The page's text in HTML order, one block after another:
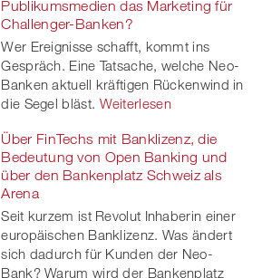
Publikumsmedien das Marketing für
Challenger-Banken?
Wer Ereignisse schafft, kommt ins
Gespräch. Eine Tatsache, welche Neo-
Banken aktuell kräftigen Rückenwind in
die Segel bläst. Weiterlesen
Über FinTechs mit Banklizenz, die
Bedeutung von Open Banking und
über den Bankenplatz Schweiz als
Arena
Seit kurzem ist Revolut Inhaberin einer
europäischen Banklizenz. Was ändert
sich dadurch für Kunden der Neo-
Bank? Warum wird der Bankenplatz